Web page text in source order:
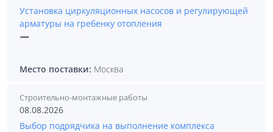
Установка циркуляционных насосов и регулирующей
арматуры на гребенку отопления
—
Место поставки: Москва
Строительно-монтажные работы
08.08.2026
Выбор подрядчика на выполнение комплекса